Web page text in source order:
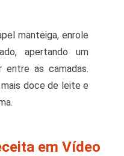
manteiga, enrole
apertando um
entre as camadas.
doce de leite e
em Vídeo